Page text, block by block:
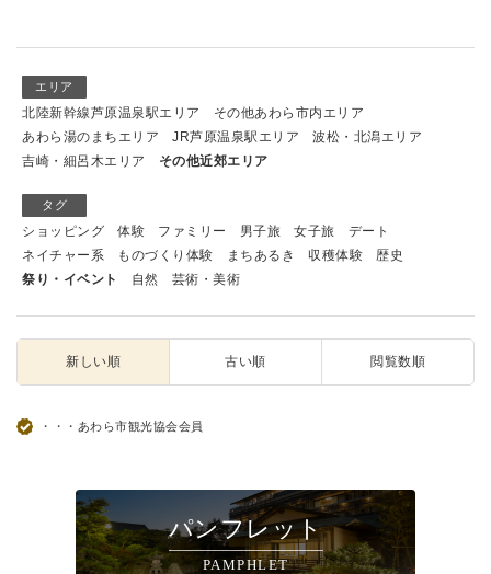
エリア
北陸新幹線芦原温泉駅エリア
その他あわら市内エリア
あわら湯のまちエリア
JR芦原温泉駅エリア
波松・北潟エリア
吉崎・細呂木エリア
その他近郊エリア
タグ
ショッピング 体験 ファミリー 男子旅 女子旅
デート
ネイチャー系
ものづくり体験 まちあるき 収穫体験
歴史
祭り・イベント
自然 芸術・美術
新しい順 古い順 閲覧数順
・・・あわら市観光協会会員
パンフレット
PAMPHLET